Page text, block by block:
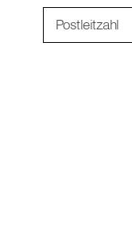
Postleitzahl